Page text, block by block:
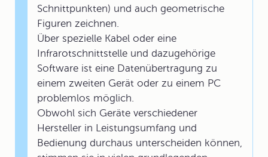
Schnittpunkten) und auch geometrische
Figuren zeichnen.
Über spezielle Kabel oder eine
Infrarotschnittstelle und dazugehörige
Software ist eine Datenübertragung zu
einem zweiten Gerät oder zu einem PC
problemlos möglich.
Obwohl sich Geräte verschiedener
Hersteller in Leistungsumfang und
Bedienung durchaus unterscheiden können,